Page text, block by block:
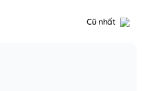
Cũ nhất